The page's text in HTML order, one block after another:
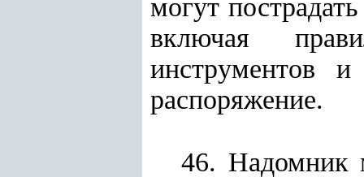
могут
включая
инструментов и
распоряжение.
46. Надомник